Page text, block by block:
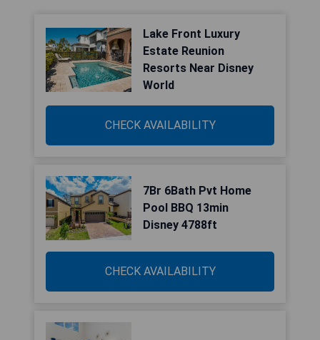
Lake Front Luxury
Estate Reunion
Resorts Near Disney
World
CHECK AVAILABILITY
7Br 6Bath Pvt Home
Pool BBQ 13min
Disney 4788ft
CHECK AVAILABILITY